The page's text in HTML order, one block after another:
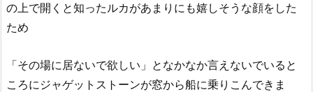
の上で開くと知ったルカがあまりにも嬉しそうな顔をした
ため
「その場に居ないで欲しい」となかなか言えないでいると
ころにジャゲットストーンが窓から船に乗りこんできま